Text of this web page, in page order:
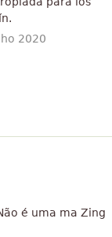
2020
é uma ma Zing